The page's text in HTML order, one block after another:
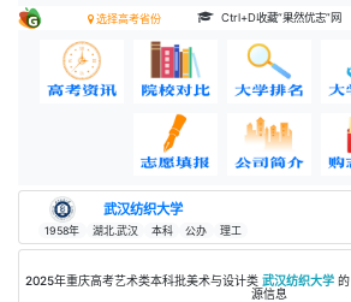
选择高考省份 Ctrl+D收藏“果然优志”网
武汉纺织大学
1958年 湖北.武汉 本科 公办 理工
2025年重庆高考艺术类本科批美术与设计类 武汉纺织大学 的
源信息